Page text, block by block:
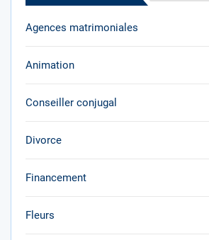
Agences matrimoniales
Animation
Conseiller conjugal
Divorce
Financement
Fleurs